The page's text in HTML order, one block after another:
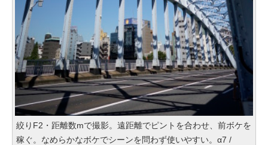
絞りF2・距離数mで撮影。遠距離でピントを合わせ、前ボケを
稼ぐ。なめらかなボケでシーンを問わず使いやすい。α7 /